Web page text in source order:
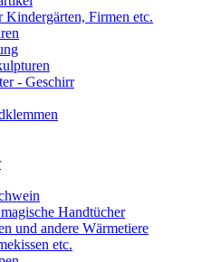
Kindergärten, Firmen etc.
- Geschirr
Handtücher
und andere Wärmetiere
etc.